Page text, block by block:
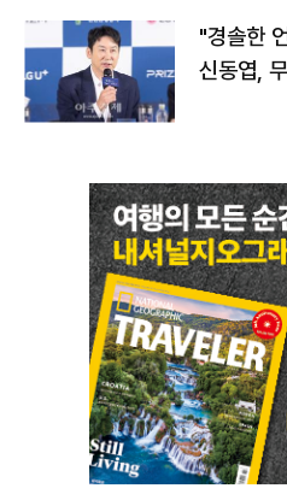
"경솔한
신동엽,